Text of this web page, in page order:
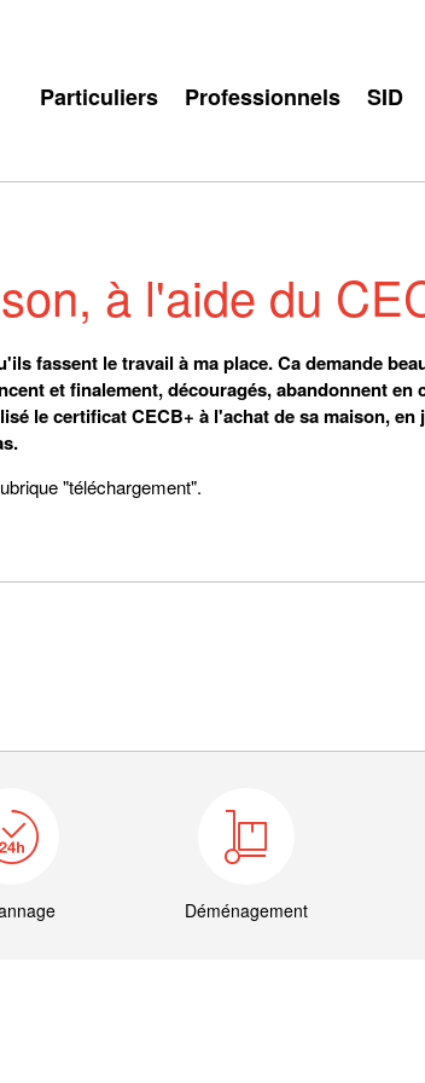
Particuliers Professionnels SID
à l'aide du
fassent le travail à ma place. Ca demande
et finalement, découragés, abandonnent en
le certificat CECB+ à l'achat de sa maison, en
"téléchargement".
Déménagement